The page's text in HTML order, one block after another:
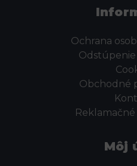
Ochrana
Obchodné
Môj